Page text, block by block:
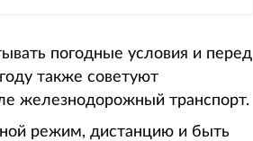
погодные условия и перед
также советуют
железнодорожный транспорт.
режим, дистанцию и быть